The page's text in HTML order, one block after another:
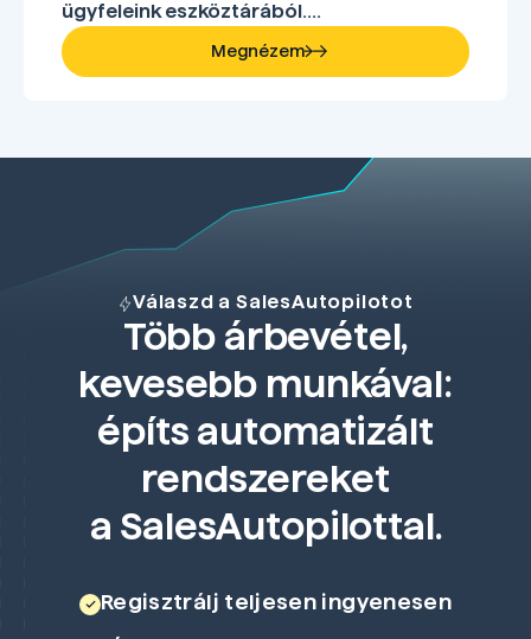
ügyfeleink eszköztárából....
Megnézem
Válaszd a SalesAutopilotot
Több árbevétel,
kevesebb munkával:
építs automatizált
rendszereket
a SalesAutopilottal.
Regisztrálj teljesen ingyenesen